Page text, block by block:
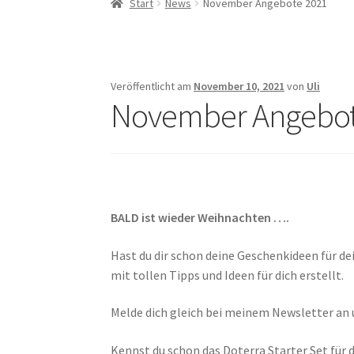
Doterra Infos und News ( ist gerade in
Komm in mein TeamKontakt Kundenbereich
Veröffentlicht am November 10, 2021 von Uli
November
BALD ist wieder Weihnachten ….
Hast du dir schon deine Geschenkideen für
mit tollen Tipps und Ideen für dich erstellt.
Melde dich gleich bei meinem Newsletter an
Kennst du schon das Doterra Starter Set für